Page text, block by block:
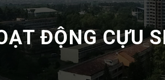
ĐỘNG CỰU